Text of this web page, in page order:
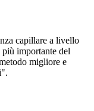
capillare a livello
importante del
migliore e